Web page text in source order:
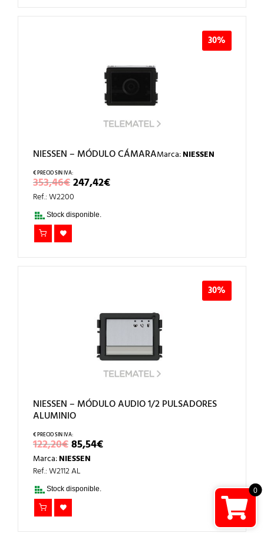
30%
NIESSEN – MÓDULO CÁMARA
353,46€EL
PRECIO
ORIGINAL
ERA:
353,46€.
247,42€EL
PRECIO
Marca:NIESSEN
Ref.: W2200
Stock disponible.
30%
NIESSEN – MÓDULO AUDIO 1/2 PULSADORES
ALUMINIO
122,20€EL
PRECIO
ORIGINAL
ERA:
122,20€.
85,54€EL
PRECIO
Marca:NIESSEN
Ref.: W2112 AL
Stock disponible. 0